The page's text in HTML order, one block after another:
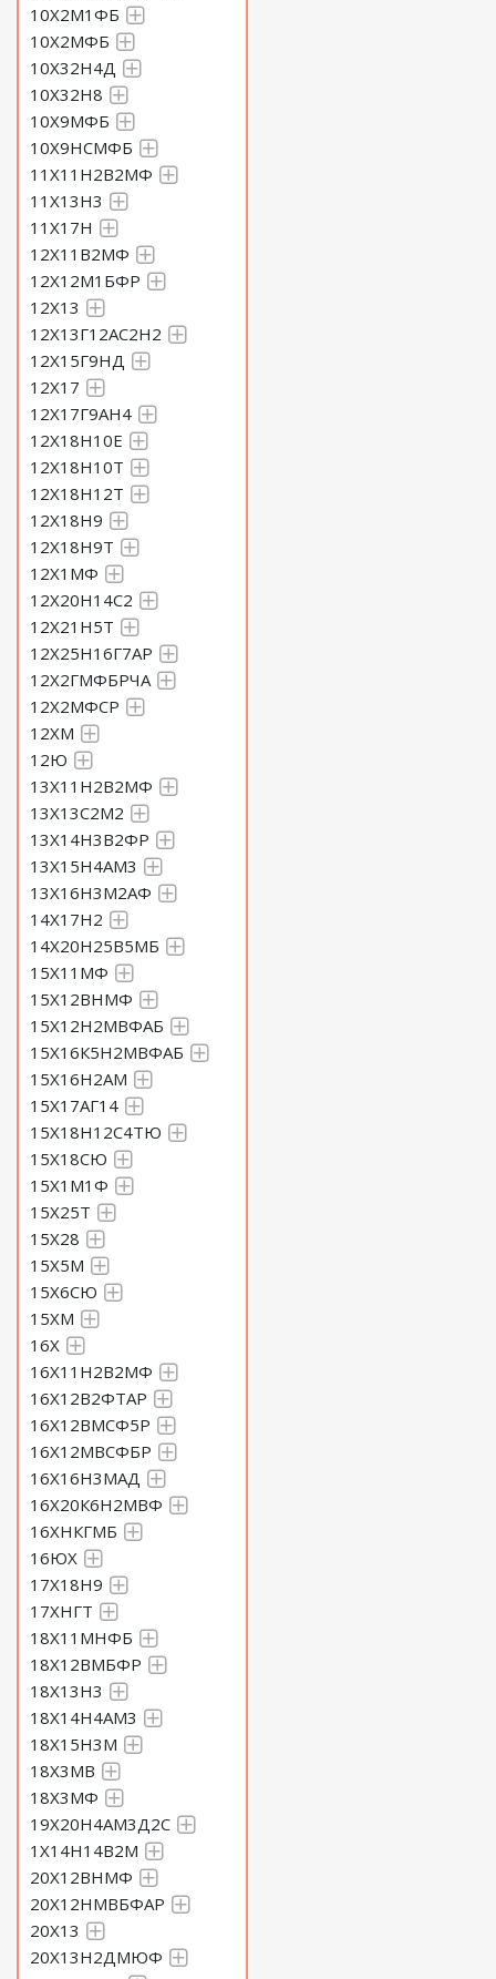
10Х2М1ФБ
10Х2МФБ
10Х32Н4Д
10Х32Н8
10Х9МФБ
10Х9НСМФБ
11Х11Н2В2МФ
11Х13Н3
11Х17Н
12Х11В2МФ
12Х12М1БФР
12Х13
12Х13Г12АС2Н2
12Х15Г9НД
12Х17
12Х17Г9АН4
12Х18Н10Е
12Х18Н10Т
12Х18Н12Т
12Х18Н9
12Х18Н9Т
12Х1МФ
12Х20Н14С2
12Х21Н5Т
12Х25Н16Г7АР
12Х2ГМФБРЧА
12Х2МФСР
12ХМ
12Ю
13Х11Н2В2МФ
13Х13С2М2
13Х14Н3В2ФР
13Х15Н4АМ3
13Х16Н3М2АФ
14Х17Н2
14Х20Н25В5МБ
15Х11МФ
15Х12ВНМФ
15Х12Н2МВФАБ
15Х16К5Н2МВФАБ
15Х16Н2АМ
15Х17АГ14
15Х18Н12С4ТЮ
15Х18СЮ
15Х1М1Ф
15Х25Т
15Х28
15Х5М
15Х6СЮ
15ХМ
16Х
16Х11Н2В2МФ
16Х12В2ФТАР
16Х12ВМСФ5Р
16Х12МВСФБР
16Х16Н3МАД
16Х20К6Н2МВФ
16ХНКГМБ
16ЮХ
17Х18Н9
17ХНГТ
18Х11МНФБ
18Х12ВМБФР
18Х13Н3
18Х14Н4АМ3
18Х15Н3М
18Х3МВ
18Х3МФ
19Х20Н4АМ3Д2С
1Х14Н14В2М
20Х12ВНМФ
20Х12НМВБФАР
20Х13
20Х13Н2ДМЮФ